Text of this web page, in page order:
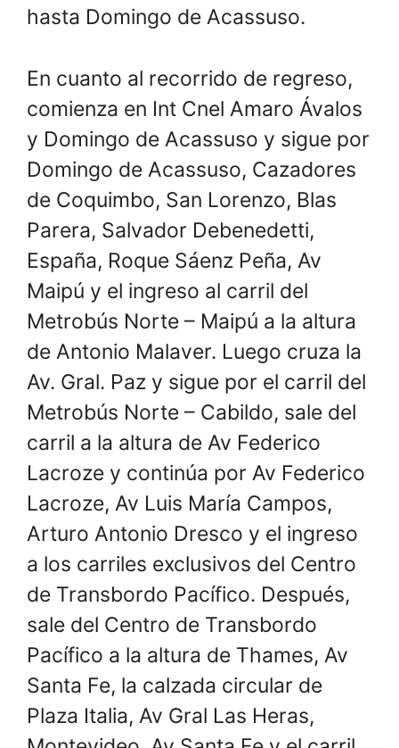
hasta Domingo de Acassuso.
En cuanto al recorrido de regreso,
comienza en Int Cnel Amaro Ávalos
y Domingo de Acassuso y sigue por
Domingo de Acassuso, Cazadores
de Coquimbo, San Lorenzo, Blas
Parera, Salvador Debenedetti,
España, Roque Sáenz Peña, Av
Maipú y el ingreso al carril del
Metrobús Norte – Maipú a la altura
de Antonio Malaver. Luego cruza la
Av. Gral. Paz y sigue por el carril del
Metrobús Norte – Cabildo, sale del
carril a la altura de Av Federico
Lacroze y continúa por Av Federico
Lacroze, Av Luis María Campos,
Arturo Antonio Dresco y el ingreso
a los carriles exclusivos del Centro
de Transbordo Pacífico. Después,
sale del Centro de Transbordo
Pacífico a la altura de Thames, Av
Santa Fe, la calzada circular de
Plaza Italia, Av Gral Las Heras,